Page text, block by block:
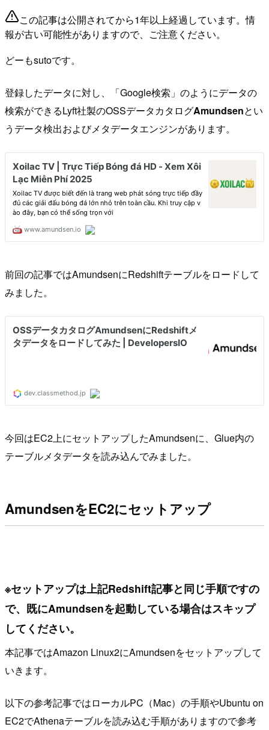
この記事は公開されてから1年以上経過しています。情
報が古い可能性がありますので、ご注意ください。
どーもsutoです。
登録したデータに対し、「Google検索」のようにデータの
検索ができるLyft社製のOSSデータカタログAmundsenとい
うデータ検出およびメタデータエンジンがあります。
前回の記事ではAmundsenにRedshiftテーブルをロードして
みました。
今回はEC2上にセットアップしたAmundsenに、Glue内の
テーブルメタデータを読み込んでみました。
AmundsenをEC2にセットアップ
※セットアップは上記Redshift記事と同じ手順ですの
で、既にAmundsenを起動している場合はスキップ
してください。
本記事ではAmazon Linux2にAmundsenをセットアップして
いきます。
以下の参考記事ではローカルPC（Mac）の手順やUbuntu on
EC2でAthenaテーブルを読み込む手順がありますので参考